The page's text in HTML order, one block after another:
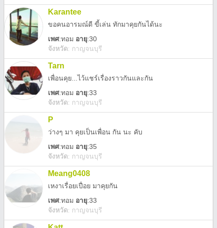
Karantee
ขอคนอารมณ์ดี ขี้เล่น ทักมาคุยกันได้นะ
เพศ:ทอม อายุ:30
จังหวัด: กาญจนบุรี
Tarn
เพื่อนคุย...ไว้แชร์เรื่องราวกันและกัน
เพศ:ทอม อายุ:33
จังหวัด: กาญจนบุรี
P
ว่างๆ มา คุยเป็นเพื่อน กัน นะ คับ
เพศ:ทอม อายุ:35
จังหวัด: กาญจนบุรี
Meang0408
เหงาเรื่อยเปื่อย มาคุยกัน
เพศ:ทอม อายุ:33
จังหวัด: กาญจนบุรี